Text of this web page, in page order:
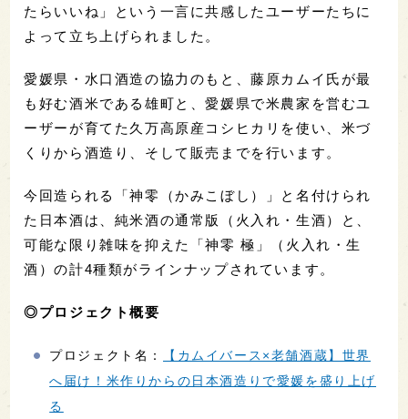
たらいいね」という一言に共感したユーザーたちに
よって立ち上げられました。
愛媛県・水口酒造の協力のもと、藤原カムイ氏が最
も好む酒米である雄町と、愛媛県で米農家を営むユ
ーザーが育てた久万高原産コシヒカリを使い、米づ
くりから酒造り、そして販売までを行います。
今回造られる「神零（かみこぼし）」と名付けられ
た日本酒は、純米酒の通常版（火入れ・生酒）と、
可能な限り雑味を抑えた「神零 極」（火入れ・生
酒）の計4種類がラインナップされています。
◎プロジェクト概要
プロジェクト名：
【カムイバース×老舗酒蔵】世界
へ届け！米作りからの日本酒造りで愛媛を盛り上げ
る